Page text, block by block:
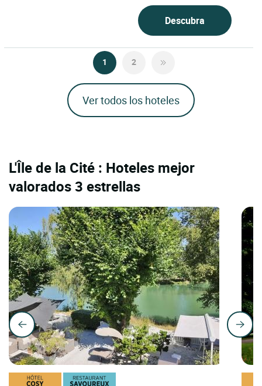
el corazón del distrito...
Descubra
1 2
Ver todos los hoteles
L'Île de la Cité : Hoteles mejor
valorados 3 estrellas